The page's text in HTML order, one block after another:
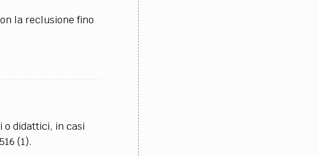
la reclusione fino
o didattici, in casi
(1).